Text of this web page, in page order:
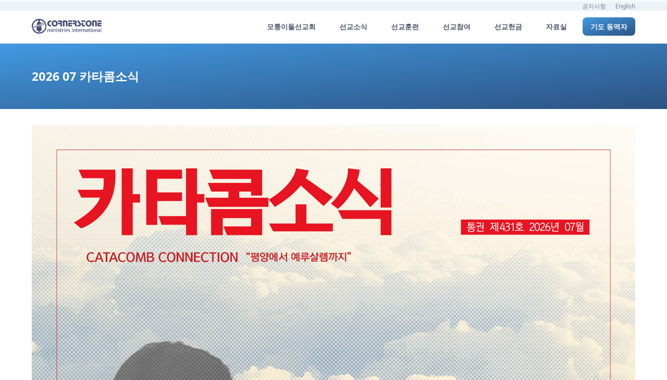
공지사항 English
모퉁이돌선교회 선교소식 선교훈련 선교참여 선교헌금 자료실 기도 동역자
2026 07 카타콤소식